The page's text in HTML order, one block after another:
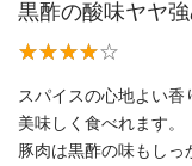
黒酢の酸味ヤヤ
スパイスの心地よい香
美味しく食べれます。
豚肉は黒酢の味もし